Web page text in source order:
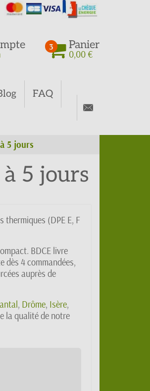
3 Panier
0,00 €
FAQ
5 jours
5 jours
thermiques (DPE E, F
BDCE livre
dès 4 commandées,
auprès de
, Drôme, Isère,
la qualité de notre